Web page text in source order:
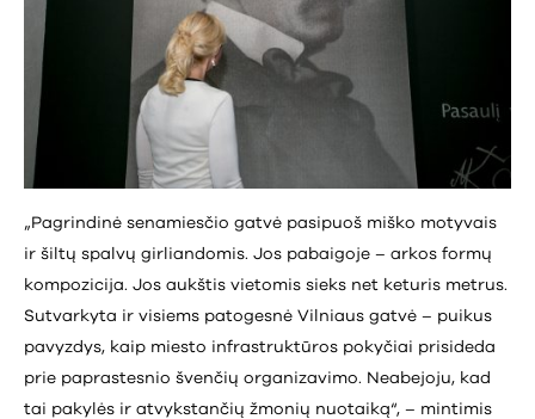
„Pagrindinė senamiesčio gatvė pasipuoš miško motyvais
ir šiltų spalvų girliandomis. Jos pabaigoje – arkos formų
kompozicija. Jos aukštis vietomis sieks net keturis metrus.
Sutvarkyta ir visiems patogesnė Vilniaus gatvė – puikus
pavyzdys, kaip miesto infrastruktūros pokyčiai prisideda
prie paprastesnio švenčių organizavimo. Neabejoju, kad
tai pakylės ir atvykstančių žmonių nuotaiką“, – mintimis